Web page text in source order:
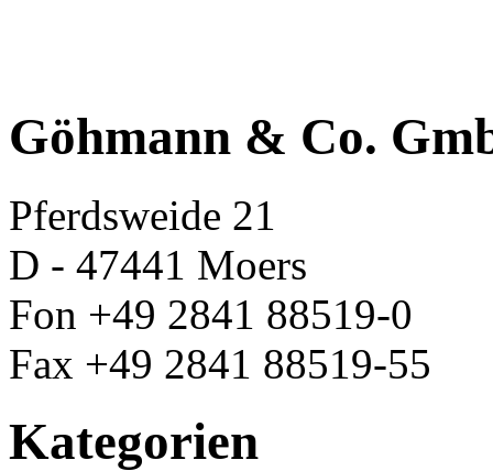
Göhmann & Co.
Pferdsweide 21
D - 47441 Moers
Fon +49 2841 88519-0
Fax +49 2841 88519-55
Kategorien